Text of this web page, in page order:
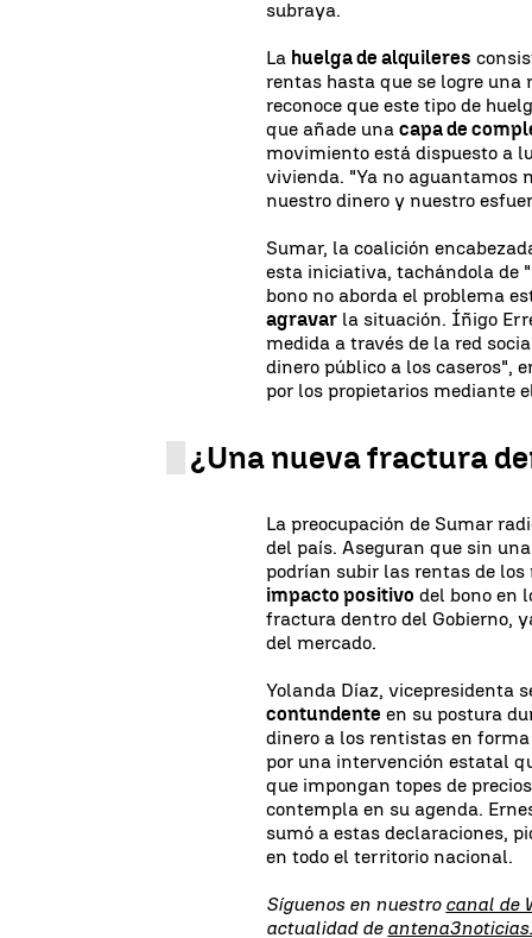
subraya.
La huelga de alquileres
rentas hasta que se logre una
reconoce que este tipo de
que añade unacapa de
movimiento está dispuesto a
vivienda. "Ya no aguantamos
nuestro dinero y nuestro
Sumar, la coalición
esta iniciativa, tachándola de "
bono no aborda el problema
agravar la situación. Íñigo
medida a través de la red
dinero público a los caseros",
por los propietarios mediante
¿Una nueva fractura
La preocupación de Sumar
del país. Aseguran que sin
podrían subir las rentas de
impacto positivo del bono en
fractura dentro del Gobierno,
del mercado.
Yolanda Díaz, vicepresidenta
contundente en su postura
dinero a los rentistas en
por una intervención estatal
que impongan topes de
contempla en su agenda.
sumó a estas declaraciones,
en todo el territorio nacional.
Síguenos en nuestro canal de
actualidad de